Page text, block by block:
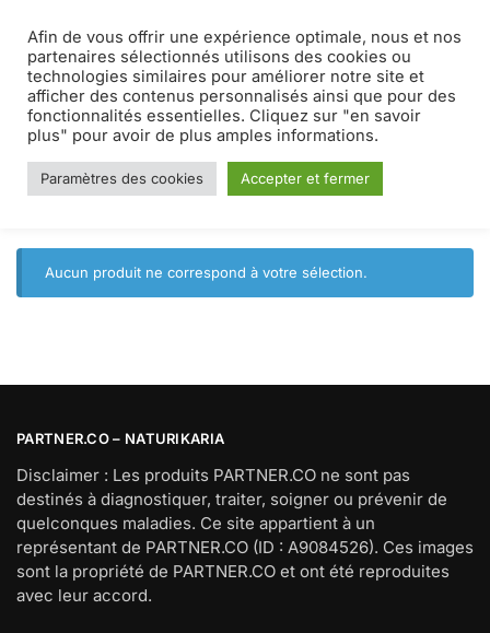
MENU 0
corps
Accueil Produits identifiés “corps”
Aucun produit ne correspond à votre sélection.
PARTNER.CO – NATURIKARIA
Disclaimer : Les produits PARTNER.CO ne sont pas
destinés à diagnostiquer, traiter, soigner ou prévenir de
quelconques maladies. Ce site appartient à un
représentant de PARTNER.CO (ID : A9084526). Ces images
sont la propriété de PARTNER.CO et ont été reproduites
avec leur accord.
Afin de vous offrir une expérience optimale, nous et nos
partenaires sélectionnés utilisons des cookies ou
technologies similaires pour améliorer notre site et
afficher des contenus personnalisés ainsi que pour des
fonctionnalités essentielles. Cliquez sur "en savoir
plus" pour avoir de plus amples informations.
Paramètres des cookies Accepter et fermer